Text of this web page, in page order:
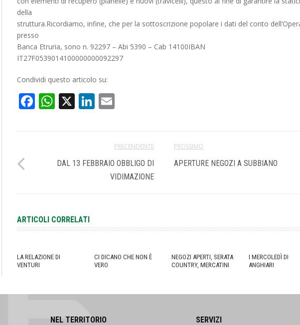
della
struttura.Ricordiamo, infine, che per la sottoscrizione popolare i dati del conto
presso
Banca Etruria, sono n. 92297 – Abi 5390 – Cab 14100IBAN
IT27F0539014100000000092297
Condividi questo articolo su:
Facebook
WhatsApp
X LinkedIn
PRECENDENTE
DAL 13 FEBBRAIO OBBLIGO DI
VIDIMAZIONE
PROSSIMO
APERTURE NEGOZI A SUBBIANO
ARTICOLI CORRELATI
LA RELAZIONE DI
VENTURI
CI DICANO CHE NON È
VERO
NEGOZI APERTI, SERATA
COUNTRY, MERCATINI
I MERCOLEDÌ DI
ANGHIARI
NEL TERRITORIO SERVIZI